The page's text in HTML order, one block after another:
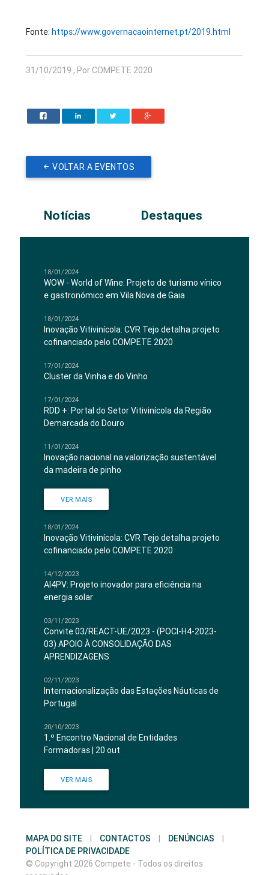
Fonte: https://www.governacaointernet.pt/2019.html
31/10/2019 , Por COMPETE 2020
VOLTAR A EVENTOS
Notícias Destaques
18/01/2024
WOW - World of Wine: Projeto de turismo vínico
e gastronómico em Vila Nova de Gaia
18/01/2024
Inovação Vitivinícola: CVR Tejo detalha projeto
cofinanciado pelo COMPETE 2020
17/01/2024
Cluster da Vinha e do Vinho
17/01/2024
RDD +: Portal do Setor Vitivinícola da Região
Demarcada do Douro
11/01/2024
Inovação nacional na valorização sustentável
da madeira de pinho
VER MAIS
18/01/2024
Inovação Vitivinícola: CVR Tejo detalha projeto
cofinanciado pelo COMPETE 2020
14/12/2023
AI4PV: Projeto inovador para eficiência na
energia solar
03/11/2023
Convite 03/REACT-UE/2023 - (POCI-H4-2023-
03) APOIO À CONSOLIDAÇÃO DAS
APRENDIZAGENS
02/11/2023
Internacionalização das Estações Náuticas de
Portugal
20/10/2023
1.º Encontro Nacional de Entidades
Formadoras | 20 out
VER MAIS
MAPA DO SITE CONTACTOS DENÚNCIAS
POLÍTICA DE PRIVACIDADE
© Copyright 2026 Compete - Todos os direitos